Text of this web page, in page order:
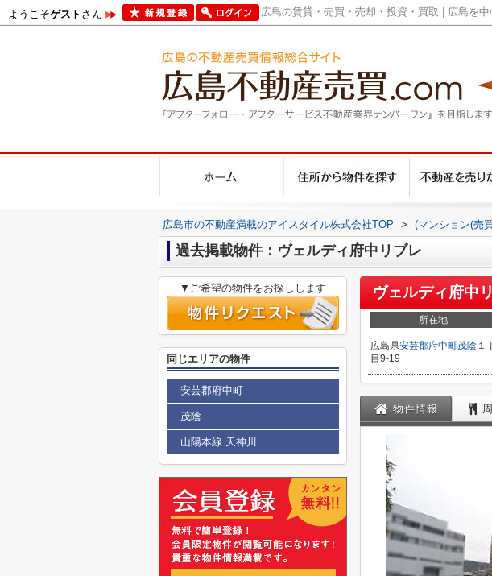
ようこそゲストさん 広島の賃貸・売買・売却・投資・買取 | 広島を
広島市の不動産満載のアイスタイル株式会社TOP > (マンション(売
過去掲載物件：ヴェルディ府中リブレ
ヴェルディ府中
所在地
広島県安芸郡府中町茂陰 １
目9-19
物件情報
▼ご希望の物件をお探しします
同じエリアの物件
安芸郡府中町
茂陰
山陽本線 天神川